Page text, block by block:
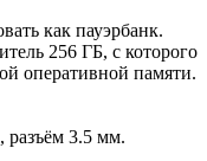
как пауэрбанк.
256 ГБ, с которого
оперативной памяти.
разъём 3.5 мм.